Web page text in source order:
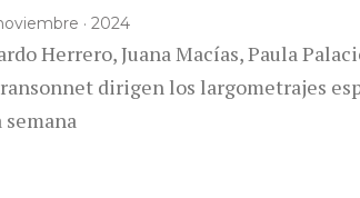
· 2024
Herrero, Juana Macías, Paula
dirigen los largometrajes
semana